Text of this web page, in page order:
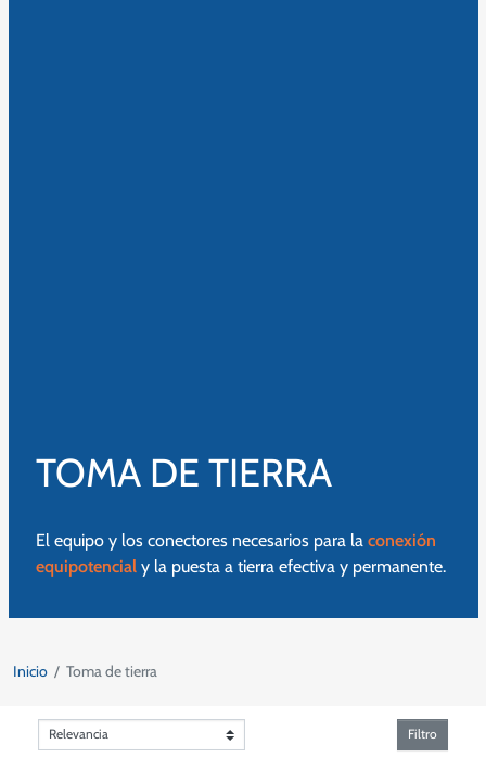
TOMA DE TIERRA
El equipo y los conectores necesarios para la conexión
equipotencialy la puesta a tierra efectiva y permanente.
Inicio Toma de tierra
Filtro